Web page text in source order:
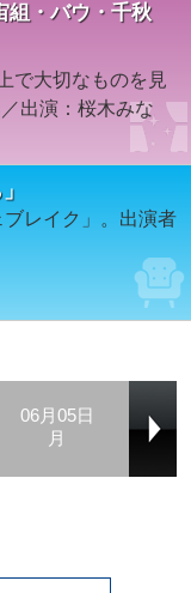
・バウ・千秋
で大切なものを見
出演：桜木みな
レイク」。出演者
06月05日
月